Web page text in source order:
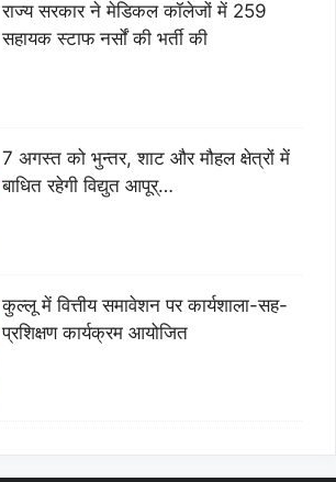
राज्य सरकार ने मेडिकल कॉलेजों में 259
सहायक स्टाफ नर्सों की भर्ती की
7 अगस्त को भुन्तर, शाट और मौहल क्षेत्रों में
बाधित रहेगी विद्युत आपूर्…
कुल्लू में वित्तीय समावेशन पर कार्यशाला-सह-
प्रशिक्षण कार्यक्रम आयोजित